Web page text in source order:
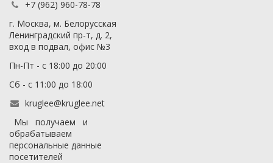
+7 (962) 960-78-78
г. Москва, м. Белорусская
Ленинградский пр-т, д. 2,
вход в подвал, офис №3
Пн-Пт - с 18:00 до 20:00
Сб - с 11:00 до 18:00
kruglee@kruglee.net
Мы получаем и
обрабатываем
персональные данные
посетителей